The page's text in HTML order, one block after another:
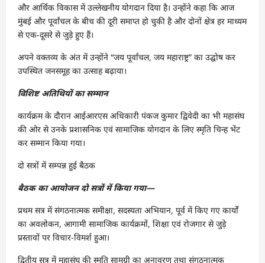
और आर्थिक विकास में उल्लेखनीय योगदान दिया है। उन्होंने कहा कि आज
मुंबई और पूर्वांचल के बीच की दूरी समाप्त हो चुकी है और दोनों क्षेत्र हर माध्यम
से एक-दूसरे से जुड़े हुए हैं।
अपने वक्तव्य के अंत में उन्होंने “जय पूर्वांचल, जय महाराष्ट्र” का उद्घोष कर
उपस्थित जनसमूह का उत्साह बढ़ाया।
विशिष्ट अतिथियों का सम्मान
कार्यक्रम के दौरान आईआरएस अधिकारी पंकज कुमार द्विवेदी का भी महासंघ
की ओर से उनके प्रशासनिक एवं सामाजिक योगदान के लिए स्मृति चिन्ह भेंट
कर सम्मान किया गया।
दो सत्रों में सम्पन्न हुई बैठक
बैठक का आयोजन दो सत्रों में किया गया—
प्रथम सत्र में संगठनात्मक समीक्षा, सदस्यता अभियान, पूर्व में किए गए कार्यों
का अवलोकन, आगामी सामाजिक कार्यक्रमों, शिक्षा एवं रोजगार से जुड़े
प्रस्तावों पर विचार-विमर्श हुआ।
द्वितीय सत्र में महासंघ की स्मृति सामग्री का अनावरण तथा संगठनात्मक